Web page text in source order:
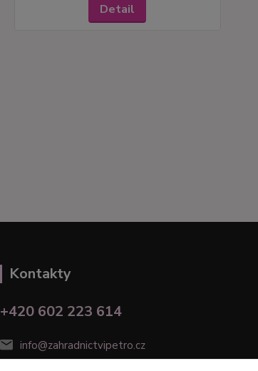
Detail
Kontakty
+420 602 223 614
info@zahradnictvipetro.cz